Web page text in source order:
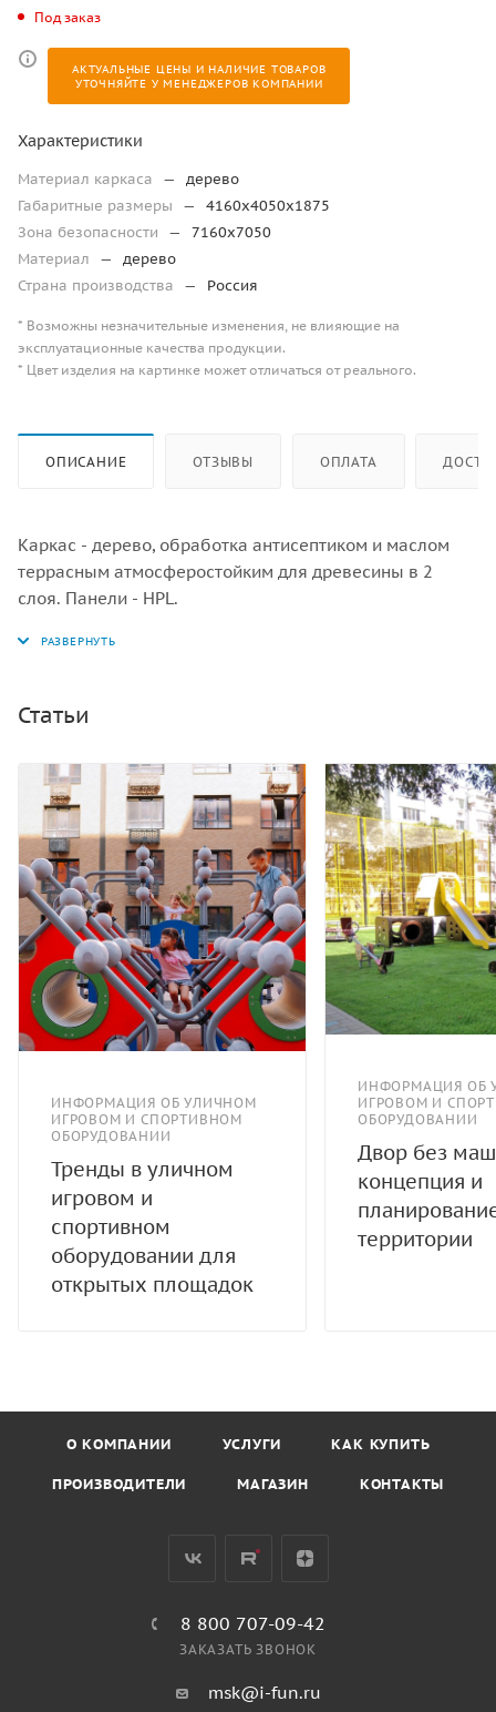
Под заказ
АКТУАЛЬНЫЕ ЦЕНЫ И НАЛИЧИЕ ТОВАРОВ
УТОЧНЯЙТЕ У МЕНЕДЖЕРОВ КОМПАНИИ
Характеристики
Материал каркаса —
дерево
Габаритные размеры
—
4160х4050х1875
Зона безопасности
—
7160х7050
Материал
—
дерево
Страна производства
— Россия
* Возможны незначительные изменения, не влияющие на
эксплуатационные качества продукции.
* Цвет изделия на картинке может отличаться от реального.
ОПИСАНИЕ ОТЗЫВЫ ОПЛАТА
Каркас - дерево, обработка антисептиком и маслом
террасным атмосферостойким для древесины в 2
слоя. Панели - HPL.
Статьи
ИНФОРМАЦИЯ ОБ УЛИЧНОМ
ИГРОВОМ И СПОРТИВНОМ
ОБОРУДОВАНИИ
Тренды в уличном
игровом и
спортивном
оборудовании для
открытых площадок
ИНФОРМАЦИЯ ОБ
ИГРОВОМ И
ОБОРУДОВАНИИ
Двор без
концепция и
территории
О КОМПАНИИ УСЛУГИ КАК КУПИТЬ
ПРОИЗВОДИТЕЛИ МАГАЗИН КОНТАКТЫ
8 800 707-09-42
ЗАКАЗАТЬ ЗВОНОК
msk@i-fun.ru